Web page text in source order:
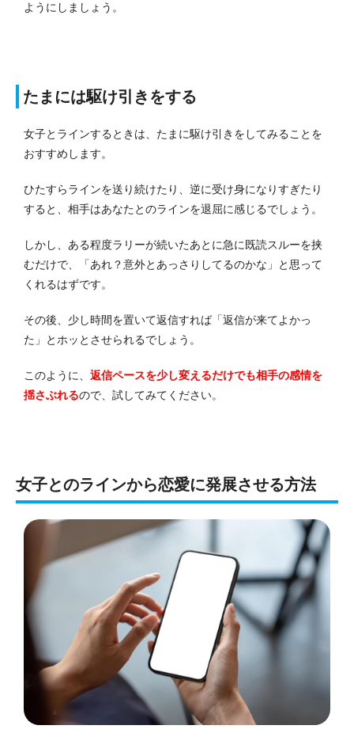
ようにしましょう。
たまには駆け引きをする
女子とラインするときは、たまに駆け引きをしてみることを
おすすめします。
ひたすらラインを送り続けたり、逆に受け身になりすぎたり
すると、相手はあなたとのラインを退屈に感じるでしょう。
しかし、ある程度ラリーが続いたあとに急に既読スルーを挟
むだけで、「あれ？意外とあっさりしてるのかな」と思って
くれるはずです。
その後、少し時間を置いて返信すれば「返信が来てよかっ
た」とホッとさせられるでしょう。
このように、 返信ペースを少し変えるだけでも相手の感情を
揺さぶれるので、試してみてください。
女子とのラインから恋愛に発展させる方法